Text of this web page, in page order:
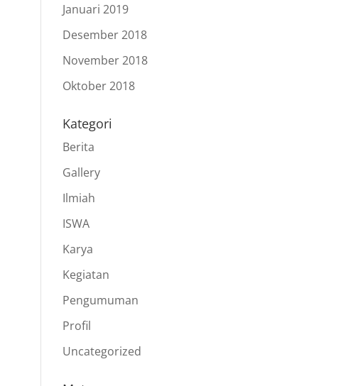
Januari 2019
Desember 2018
November 2018
Oktober 2018
Kategori
Berita
Gallery
Ilmiah
ISWA
Karya
Kegiatan
Pengumuman
Profil
Uncategorized